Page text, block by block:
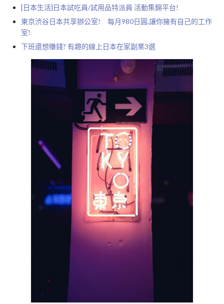
[日本生活]日本試吃員/試用品特派員 活動集錦平台!
東京渋谷日本共享辦公室! 每月980日圓,讓你擁有自己的工作
室!
下班還想賺錢? 有趣的線上日本在家副業3選